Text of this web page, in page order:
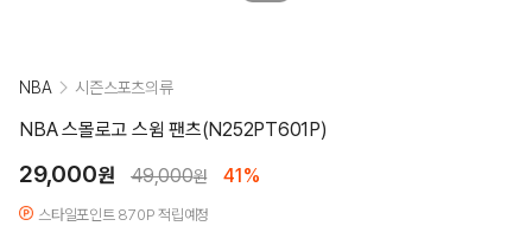
NBA 시즌스포츠의류
NBA 스몰로고 스윔 팬츠(N252PT601P)
29,000원 49,000원 41%
스타일포인트 870P 적립예정